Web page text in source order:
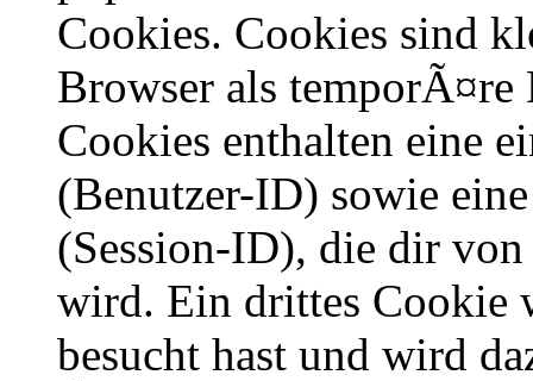
Cookies. Cookies sind
Browser als temporÃ¤re
Cookies enthalten eine
(Benutzer-ID) sowie
(Session-ID), die dir
wird. Ein drittes Cookie
besucht hast und wird